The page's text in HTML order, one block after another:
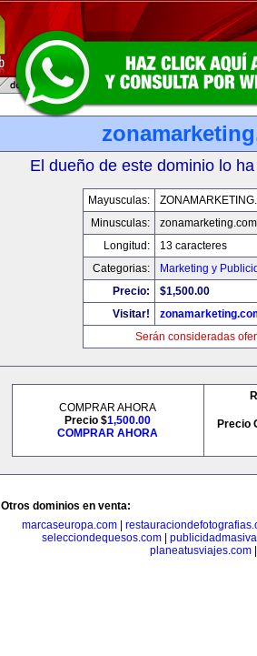
El dueño de este dominio lo
Mayusculas:
Minusculas:
zonamarketing.com
Longitud:
13 caracteres
Categorias:
Marketing y
Precio:
$1,500.00
Visitar!
Serán consideradas
COMPRAR AHORA
Precio $1,500.00
COMPRAR AHORA
Precio
Otros dominios en venta:
marcaseuropa.com|
selecciondequesos.com
planeatusviajes.com